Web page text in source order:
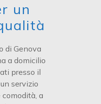
un
di Genova
a domicilio
presso il
servizio
a